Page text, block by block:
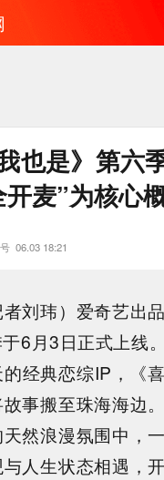
也是》第六
麦”为核心
06.03 18:21
刘玮）爱奇艺出
6月3日正式上线
经典恋综IP，《
事搬至珠海海边
然浪漫氛围中，
人生状态相遇，